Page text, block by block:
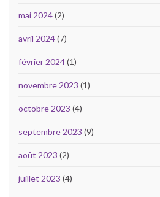
mai 2024(2)
avril 2024(7)
février 2024(1)
novembre 2023 (1)
octobre 2023 (4)
septembre 2023 (9)
août 2023 (2)
juillet 2023 (4)